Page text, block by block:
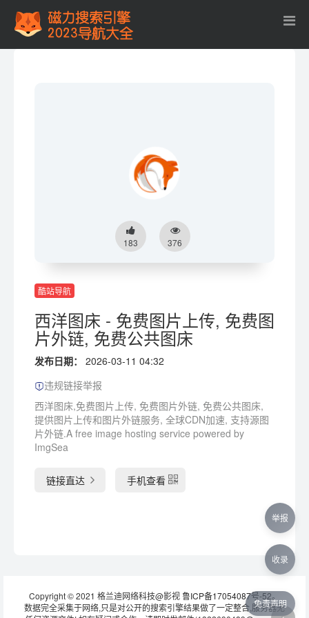
183 376
酷站导航
西洋图床 - 免费图片上传, 免费图
片外链, 免费公共图床
发布日期：
2026-03-11 04:32
违规链接举报
西洋图床,免费图片上传, 免费图片外链, 免费公共图床,
提供图片上传和图片外链服务, 全球CDN加速, 支持源图
片外链.A free image hosting service powered by
ImgSea
链接直达 手机查看
Copyright © 2021 格兰迪网络科技@影视鲁ICP备17054087号-52。
数据完全采集于网络,只是对公开的搜索引擎结果做了一定整合,服务器无
免责声明
举报
收录